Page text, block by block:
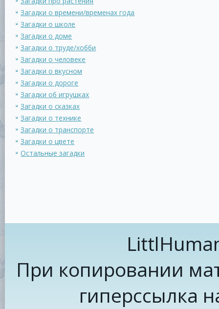
Загадки о времени/временах года
Загадки о школе
Загадки о доме
Загадки о труде/хобби
Загадки о человеке
Загадки о вкусном
Загадки о дороге
Загадки об игрушках
Загадки о сказках
Загадки о технике
Загадки о транспорте
Загадки о цвете
Остальные загадки
При копировании
гиперссылка